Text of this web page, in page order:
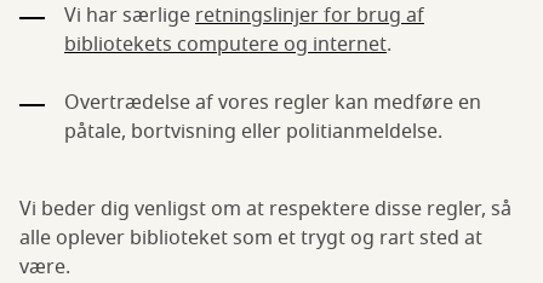
Vi har særligeretningslinjer for brug af
bibliotekets computere og internet.
Overtrædelse af vores regler kan medføre en
påtale, bortvisning eller politianmeldelse.
Vi beder dig venligst om at respektere disse regler, så
alle oplever biblioteket som et trygt og rart sted at
være.